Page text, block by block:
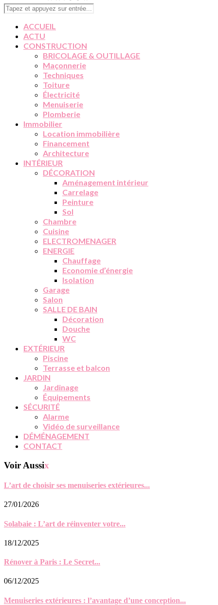
ACCUEIL
ACTU
CONSTRUCTION
BRICOLAGE & OUTILLAGE
Maçonnerie
Techniques
Toiture
Électricité
Menuiserie
Plomberie
Immobilier
Location immobilière
Financement
Architecture
INTÉRIEUR
DÉCORATION
Aménagement intérieur
Carrelage
Peinture
Sol
Chambre
Cuisine
ELECTROMENAGER
ENERGIE
Chauffage
Economie d’énergie
Isolation
Garage
Salon
SALLE DE BAIN
Décoration
Douche
WC
EXTÉRIEUR
Piscine
Terrasse et balcon
JARDIN
Jardinage
Équipements
SÉCURITÉ
Alarme
Vidéo de surveillance
DÉMÉNAGEMENT
CONTACT
Voir Aussix
L’art de choisir ses menuiseries extérieures...
27/01/2026
Solabaie : L’art de réinventer votre...
18/12/2025
Rénover à Paris : Le Secret...
06/12/2025
Menuiseries extérieures : l’avantage d’une conception...